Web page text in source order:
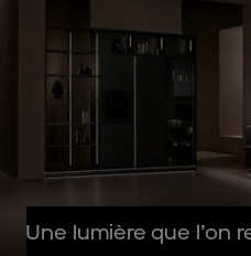
Une lumière que l’on